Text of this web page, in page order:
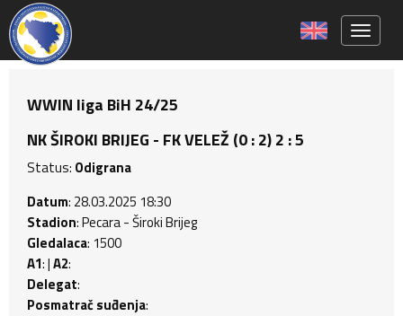
WWIN liga BiH 24/25
NK ŠIROKI BRIJEG - FK VELEŽ (0 : 2) 2 : 5
Status: Odigrana
Datum: 28.03.2025 18:30
Stadion: Pecara - Široki Brijeg
Gledalaca: 1500
A1: |A2:
Delegat:
Posmatrač suđenja: